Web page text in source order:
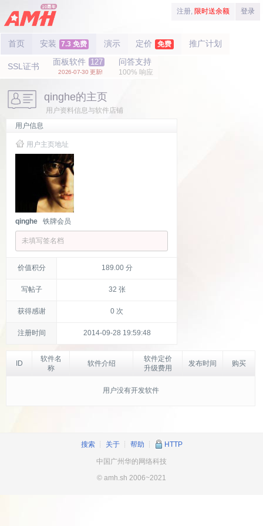
注册, 限时送余额 登录
首页 安装 7.3 免费 演示 定价 免费 推广计划
SSL证书 面板软件 127
2026-07-30 更新!
问答支持
100% 响应
qinghe的主页
用户资料信息与软件店铺
用户信息
用户主页地址
qinghe 铁牌会员
未填写签名档
价值积分 189.00 分
写帖子 32 张
获得感谢 0 次
注册时间 2014-09-28 19:59:48
ID
软件名
称
软件介绍
软件定价
升级费用
发布时间 购买
用户没有开发软件
搜索┊ 关于┊ 帮助 HTTP
中国广州华的网络科技
© amh.sh 2006~2021